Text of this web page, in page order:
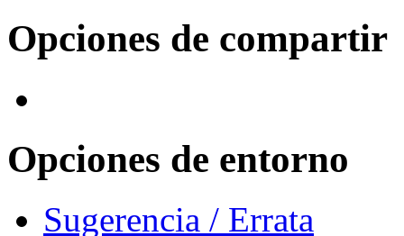
Opciones de compartir
Opciones de entorno
Sugerencia / Errata